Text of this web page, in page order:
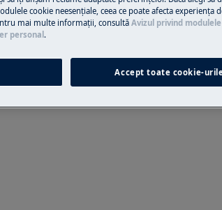
și
ul Electrolux și
cookie neesenţiale, ceea ce poate afecta experienţa
mai multe informaţii, consultă Avizul privind
personal .
Accept toate cookie-